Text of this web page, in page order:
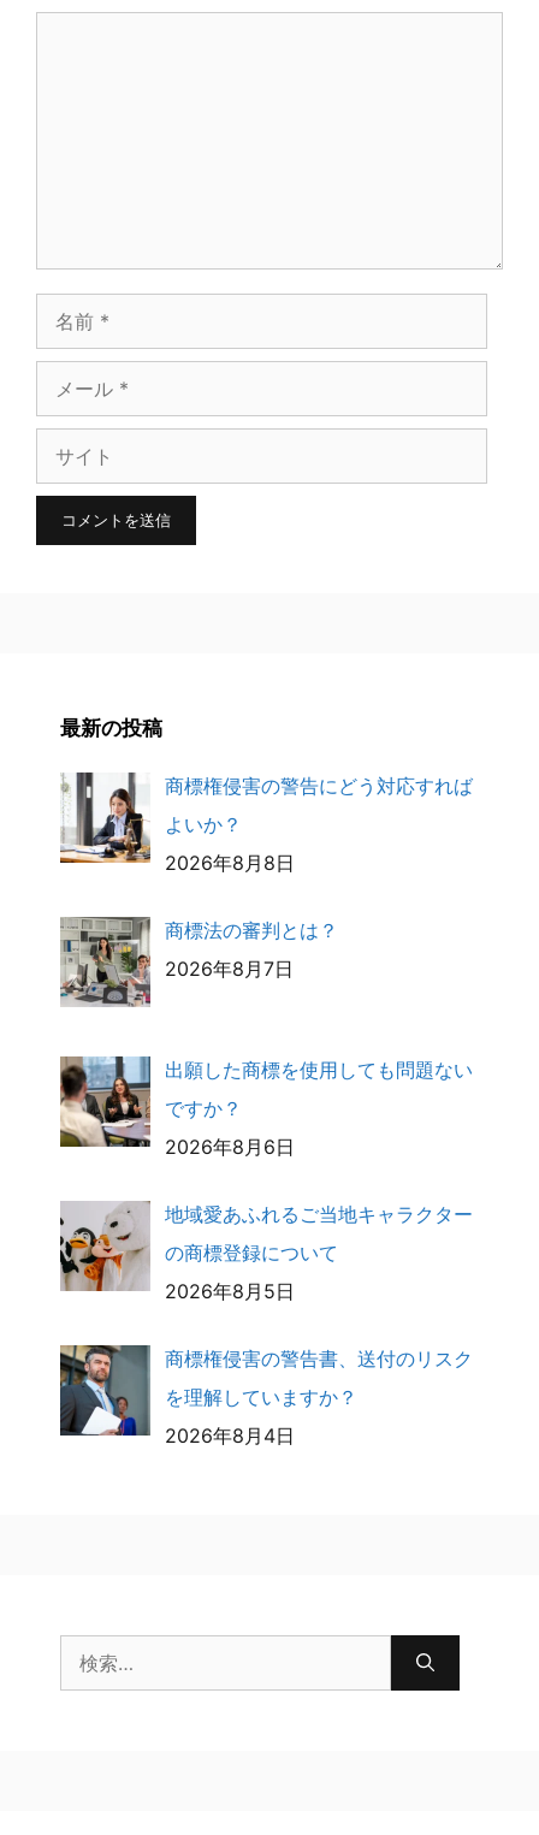
前
ー
イ
最新の投稿
商標権侵害の警告にどう対応すれば
よいか？
2026年8月8日
商標法の審判とは？
2026年8月7日
出願した商標を使用しても問題ない
ですか？
2026年8月6日
地域愛あふれるご当地キャラクター
の商標登録について
2026年8月5日
商標権侵害の警告書、送付のリスク
を理解していますか？
2026年8月4日
索: